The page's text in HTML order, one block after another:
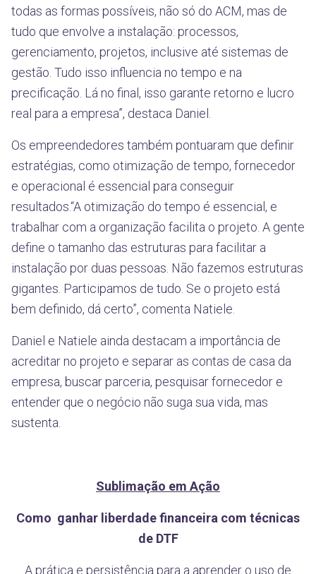
todas as formas possíveis, não só do ACM, mas de
tudo que envolve a instalação: processos,
gerenciamento, projetos, inclusive até sistemas de
gestão. Tudo isso influencia no tempo e na
precificação. Lá no final, isso garante retorno e lucro
real para a empresa”, destaca Daniel.
Os empreendedores também pontuaram que definir
estratégias, como otimização de tempo, fornecedor
e operacional é essencial para conseguir
resultados.“A otimização do tempo é essencial, e
trabalhar com a organização facilita o projeto. A gente
define o tamanho das estruturas para facilitar a
instalação por duas pessoas. Não fazemos estruturas
gigantes. Participamos de tudo. Se o projeto está
bem definido, dá certo”, comenta Natiele.
Daniel e Natiele ainda destacam a importância de
acreditar no projeto e separar as contas de casa da
empresa, buscar parceria, pesquisar fornecedor e
entender que o negócio não suga sua vida, mas
sustenta.
Sublimação em Ação
Como ganhar liberdade financeira com técnicas
de DTF
A prática e persistência para a aprender o uso de